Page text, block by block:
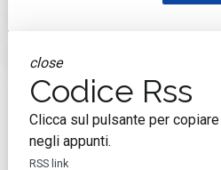
close
Codice Rss
Clicca sul pulsante per
negli appunti.
RSS link